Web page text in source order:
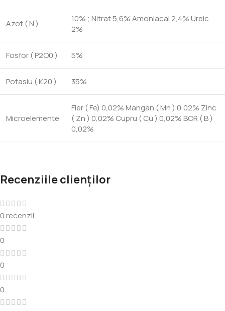
Azot ( N )
10% ; Nitrat 5,6% Amoniacal 2,4% Ureic
2%
Fosfor ( P2O0 ) 5%
Potasiu ( K20 ) 35%
Microelemente
Fier ( Fe) 0,02% Mangan ( Mn ) 0,02% Zinc
( Zn ) 0,02% Cupru ( Cu ) 0,02% BOR ( B )
0,02%
Recenziile clienților
0 recenzii
0
0
0